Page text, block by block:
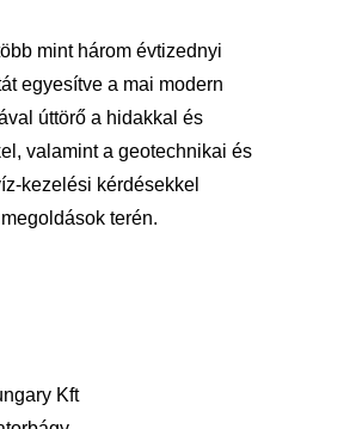
mint három évtizednyi
egyesítve a mai modern
úttörő a hidakkal és
valamint a geotechnikai és
kezelési kérdésekkel
terén.
Kft